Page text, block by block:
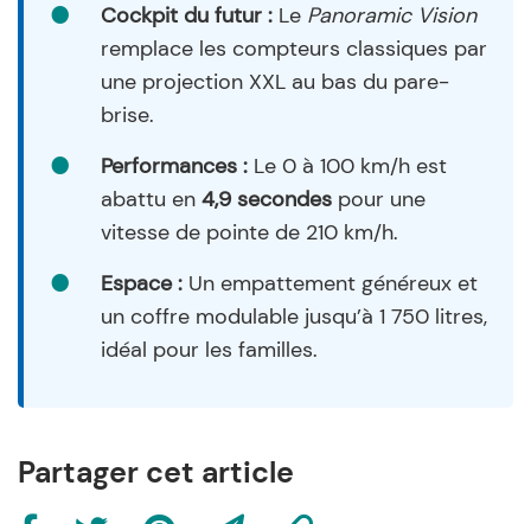
Cockpit du futur : Le Panoramic Vision
remplace les compteurs classiques par
une projection XXL au bas du pare-
brise.
Performances : Le 0 à 100 km/h est
abattu en 4,9 secondes pour une
vitesse de pointe de 210 km/h.
Espace : Un empattement généreux et
un coffre modulable jusqu’à 1 750 litres,
idéal pour les familles.
Partager cet article